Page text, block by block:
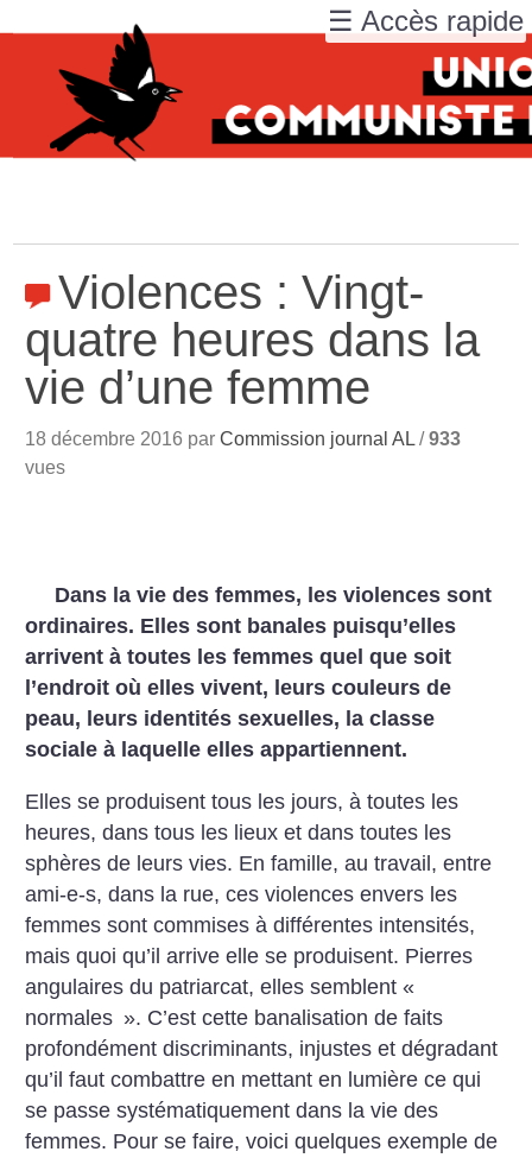
Violences : Vingt-
quatre heures dans la
vie d’une femme
18 décembre 2016 parCommission journal AL /933
vues
Dans la vie des femmes, les violences sont
ordinaires. Elles sont banales puisqu’elles
arrivent à toutes les femmes quel que soit
l’endroit où elles vivent, leurs couleurs de
peau, leurs identités sexuelles, la classe
sociale à laquelle elles appartiennent.
Elles se produisent tous les jours, à toutes les
heures, dans tous les lieux et dans toutes les
sphères de leurs vies. En famille, au travail, entre
ami-e-s, dans la rue, ces violences envers les
femmes sont commises à différentes intensités,
mais quoi qu’il arrive elle se produisent. Pierres
angulaires du patriarcat, elles semblent «
normales ». C’est cette banalisation de faits
profondément discriminants, injustes et dégradant
qu’il faut combattre en mettant en lumière ce qui
se passe systématiquement dans la vie des
femmes. Pour se faire, voici quelques exemple de
☰ Accès rapide